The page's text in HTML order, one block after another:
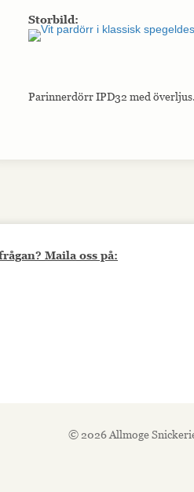
Storbild:
Parinnerdörr IPD32 med överljus.
Maila oss på:
© 2026 Allmoge